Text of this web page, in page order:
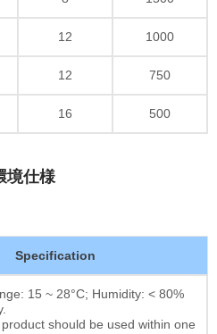
12 1000
12 750
16 500
境仕様
Specification
15 ~ 28°C; Humidity: < 80%
should be used within one